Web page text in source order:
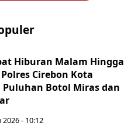
Hiburan Malam Hingga
Cirebon Kota
Botol Miras dan
- 10:12